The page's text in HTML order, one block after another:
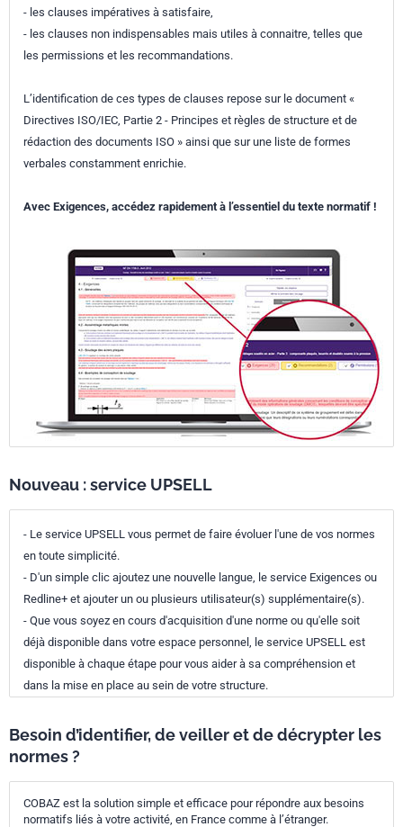
- les clauses impératives à satisfaire,
- les clauses non indispensables mais utiles à connaitre, telles que
les permissions et les recommandations.
L’identification de ces types de clauses repose sur le document «
Directives ISO/IEC, Partie 2 - Principes et règles de structure et de
rédaction des documents ISO » ainsi que sur une liste de formes
verbales constamment enrichie.
Avec Exigences, accédez rapidement à l’essentiel du texte normatif !
Nouveau : service UPSELL
- Le service UPSELL vous permet de faire évoluer l'une de vos normes
en toute simplicité.
- D'un simple clic ajoutez une nouvelle langue, le service Exigences ou
Redline+ et ajouter un ou plusieurs utilisateur(s) supplémentaire(s).
- Que vous soyez en cours d'acquisition d'une norme ou qu'elle soit
déjà disponible dans votre espace personnel, le service UPSELL est
disponible à chaque étape pour vous aider à sa compréhension et
dans la mise en place au sein de votre structure.
Besoin d’identifier, de veiller et de décrypter les
normes ?
COBAZ est la solution simple et efficace pour répondre aux besoins
normatifs liés à votre activité, en France comme à l’étranger.